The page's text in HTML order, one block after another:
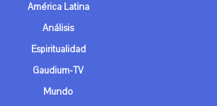
América Latina
Análisis
Espiritualidad
Gaudium-TV
Mundo